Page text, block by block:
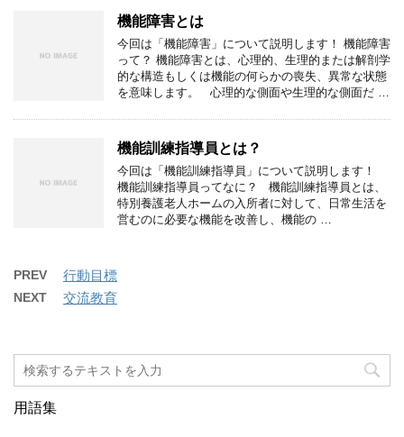
機能障害とは
今回は「機能障害」について説明します！ 機能障害
って？ 機能障害とは、心理的、生理的または解剖学
的な構造もしくは機能の何らかの喪失、異常な状態
を意味します。 心理的な側面や生理的な側面だ …
機能訓練指導員とは？
今回は「機能訓練指導員」について説明します！
機能訓練指導員ってなに？ 機能訓練指導員とは、
特別養護老人ホームの入所者に対して、日常生活を
営むのに必要な機能を改善し、機能の …
PREV 行動目標
NEXT 交流教育
用語集